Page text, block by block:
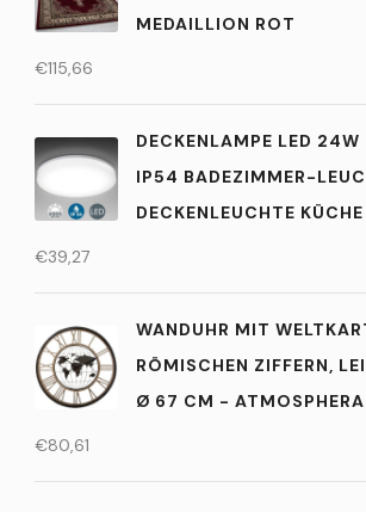
MEDAILLION ROT
€115,66
DECKENLAMPE LED
IP54 BADEZIMMER-
DECKENLEUCHTE KÜCHE
€39,27
WANDUHR MIT
RÖMISCHEN ZIFFERN,
Ø 67 CM - ATMOSPHERA
€80,61